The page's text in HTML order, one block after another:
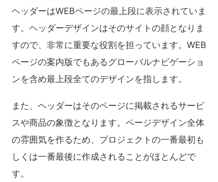
ヘッダーはWEBページの最上段に表示されていま
す。ヘッダーデザインはそのサイトの顔となりま
すので、非常に重要な役割を担っています。WEB
ページの案内版でもあるグローバルナビゲーショ
ンを含め最上段全てのデザインを指します。
また、ヘッダーはそのページに掲載されるサービ
スや商品の象徴となります。ページデザイン全体
の雰囲気を作るため、プロジェクトの一番最初も
しくは一番最後に作成されることがほとんどで
す。